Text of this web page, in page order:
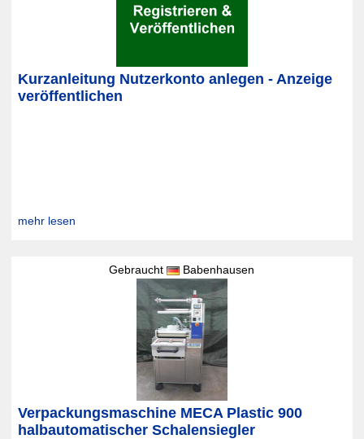
Kurzanleitung Nutzerkonto anlegen - Anzeige
veröffentlichen
mehr lesen
Gebraucht Babenhausen
Verpackungsmaschine MECA Plastic 900
halbautomatischer Schalensiegler